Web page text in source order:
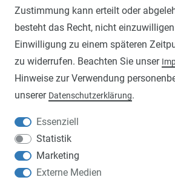
Zustimmung kann erteilt oder
besteht das Recht, nicht
Einwilligung zu einem späteren
zu widerrufen. Beachten Sie unser
Hinweise zur Verwendung
unserer Daten­schutz­erklärung.
Essenziell
Statistik
Marketing
Externe Medien
WIDERRUFSRECHT
DATENSCHUTZERKLÄRUNG
AGB
VERSAND- UND